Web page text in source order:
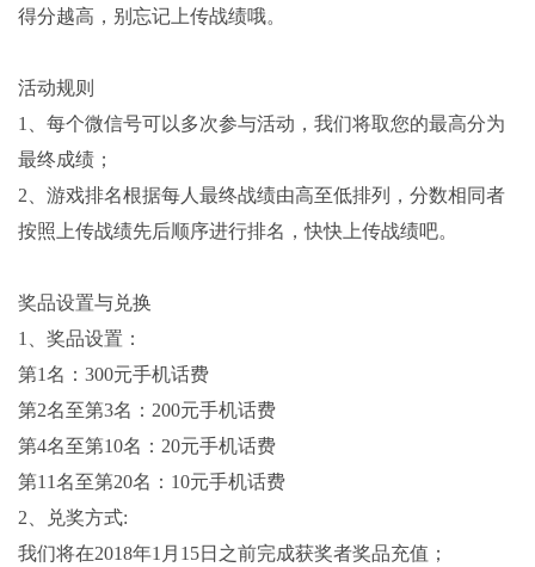
得分越高，别忘记上传战绩哦。
活动规则
1、每个微信号可以多次参与活动，我们将取您的最高分为
最终成绩；
2、游戏排名根据每人最终战绩由高至低排列，分数相同者
按照上传战绩先后顺序进行排名，快快上传战绩吧。
奖品设置与兑换
1、奖品设置：
第1名：300元手机话费
第2名至第3名：200元手机话费
第4名至第10名：20元手机话费
第11名至第20名：10元手机话费
2、兑奖方式:
我们将在2018年1月15日之前完成获奖者奖品充值；